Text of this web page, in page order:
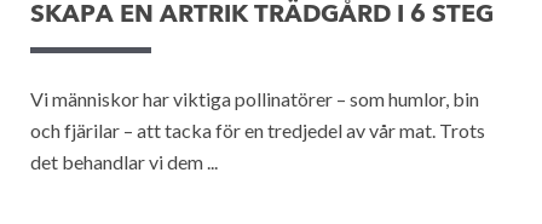
SKAPA EN ARTRIK TRÄDGÅRD I 6 STEG
Vi människor har viktiga pollinatörer – som humlor, bin
och fjärilar – att tacka för en tredjedel av vår mat. Trots
det behandlar vi dem ...